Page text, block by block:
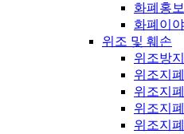
화폐홍
화폐이야
위조 및 훼손
위조방
위조지
위조지
위조지
위조지